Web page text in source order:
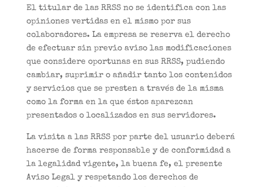
El titular de las RRSS no se identifica con las
opiniones vertidas en el mismo por sus
colaboradores. La empresa se reserva el derecho
de efectuar sin previo aviso las modificaciones
que considere oportunas en sus RRSS, pudiendo
cambiar, suprimir o añadir tanto los contenidos
y servicios que se presten a través de la misma
como la forma en la que éstos aparezcan
presentados o localizados en sus servidores.
La visita a las RRSS por parte del usuario deberá
hacerse de forma responsable y de conformidad a
la legalidad vigente, la buena fe, el presente
Aviso Legal y respetando los derechos de